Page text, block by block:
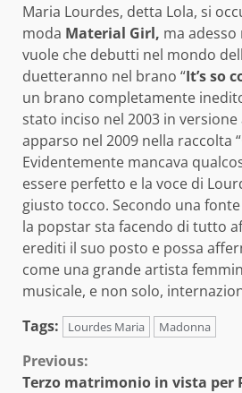
Maria Lourdes, detta Lola, si
moda Material Girl, ma adesso
vuole che debutti nel mondo
duetteranno nel brano “It’s so
un brano completamente
stato inciso nel 2003 in versione
apparso nel 2009 nella raccolta “
Evidentemente mancava
essere perfetto e la voce di
giusto tocco. Secondo una
la popstar sta facendo di tutto
erediti il suo posto e possa
come una grande artista
musicale, e non solo,
Tags:
Lourdes Maria Madonna
Continue
Previous:
Terzo matrimonio in vista per